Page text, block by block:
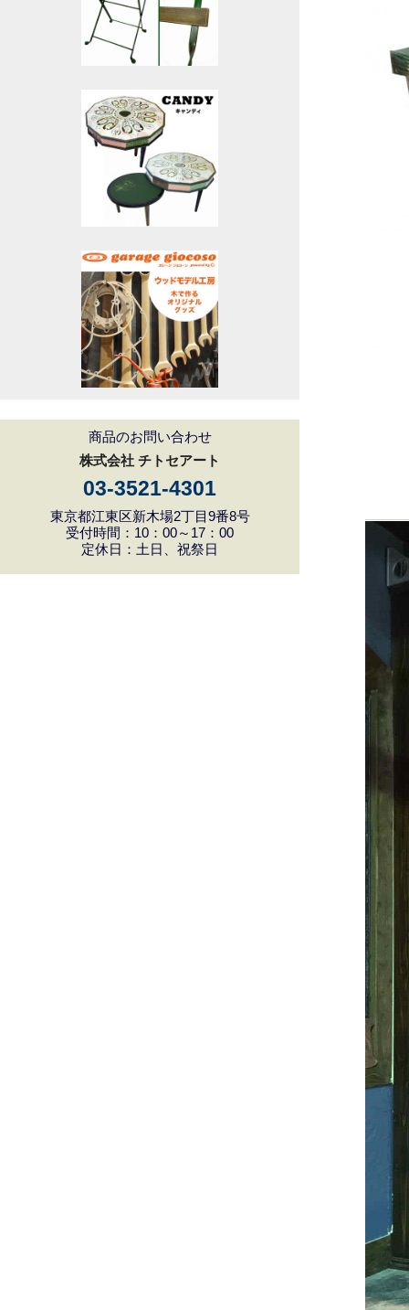
商品のお問い合わせ
株式会社 チトセアート
03-3521-4301
東京都江東区新木場2丁目9番8号
受付時間：10：00～17：00
定休日：土日、祝祭日